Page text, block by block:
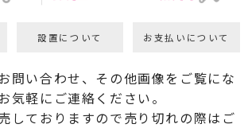
設置について お支払いについて
問い合わせ、その他画像をご覧にな
気軽にご連絡ください。
しておりますので売り切れの際はご